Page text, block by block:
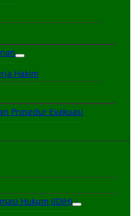
Hakim
Prosedur Evakuasi
Hukum (JDIH)